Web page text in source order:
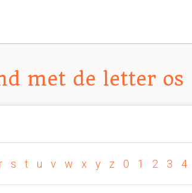
met de letter os
r s t u v w x y z 0 1 2 3 4